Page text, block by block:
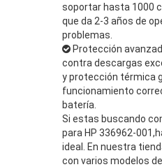
soportar hasta 1000
que da 2-3 años de
problemas.
Protección
contra descargas
y protección térmica
funcionamiento
batería.
Si estas buscando
para HP 336962-
ideal. En nuestra
con varios modelos